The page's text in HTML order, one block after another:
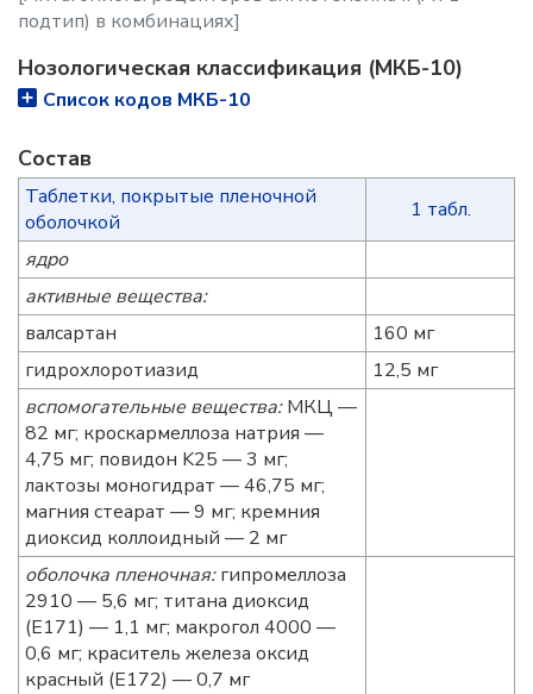
подтип) в комбинациях]
Нозологическая классификация (МКБ-10)
Список кодов МКБ-10
Состав
Таблетки, покрытые пленочной
оболочкой
1 табл.
ядро
активные вещества:
валсартан
160 мг
гидрохлоротиазид
12,5 мг
вспомогательные вещества:МКЦ —
82 мг; кроскармеллоза натрия —
4,75 мг; повидон K25 — 3 мг;
лактозы моногидрат — 46,75 мг;
магния стеарат — 9 мг; кремния
диоксид коллоидный — 2 мг
оболочка пленочная:гипромеллоза
2910 — 5,6 мг; титана диоксид
(Е171) — 1,1 мг; макрогол 4000 —
0,6 мг; краситель железа оксид
красный (Е172) — 0,7 мг